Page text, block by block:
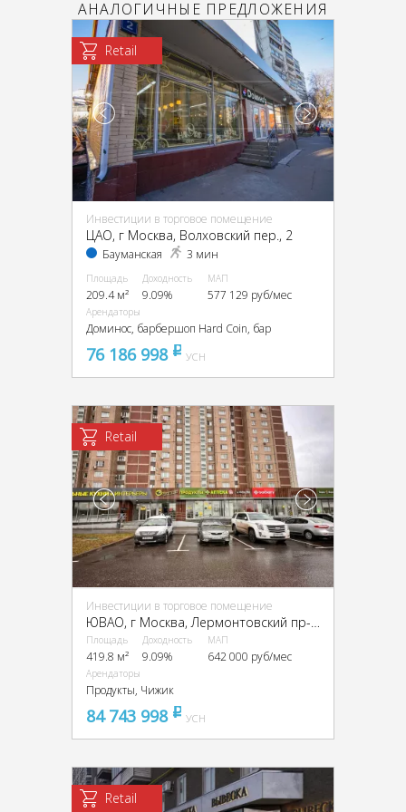
АНАЛОГИЧНЫЕ ПРЕДЛОЖЕНИЯ
Retail
Инвестиции в торговое помещение
ЦАО, г Москва, Волховский пер., 2
Бауманская 3 мин
Площадь
209.4 м²
Доходность
9.09%
МАП
577 129 руб/мес
Арендаторы
Доминос, барбершоп Hard Coin, бар
76 186 998 pуб
УСН
Retail
Инвестиции в торговое помещение
Площадь
419.8 м²
Доходность
9.09%
МАП
642 000 руб/мес
Арендаторы
Продукты, Чижик
84 743 998 pуб
УСН
Retail